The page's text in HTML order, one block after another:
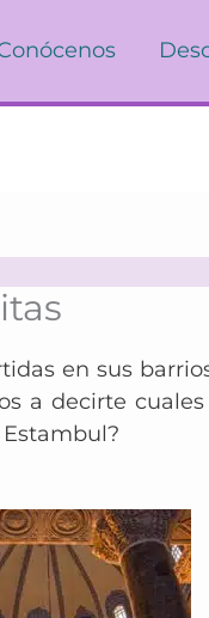
en sus
a decirte